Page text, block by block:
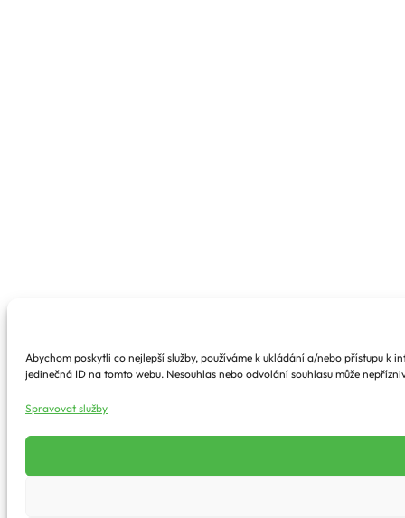
Abychom poskytli co nejlepší služby, používáme k ukládání a/nebo přístupu
jedinečná ID na tomto webu. Nesouhlas nebo odvolání souhlasu může
Spravovat služby